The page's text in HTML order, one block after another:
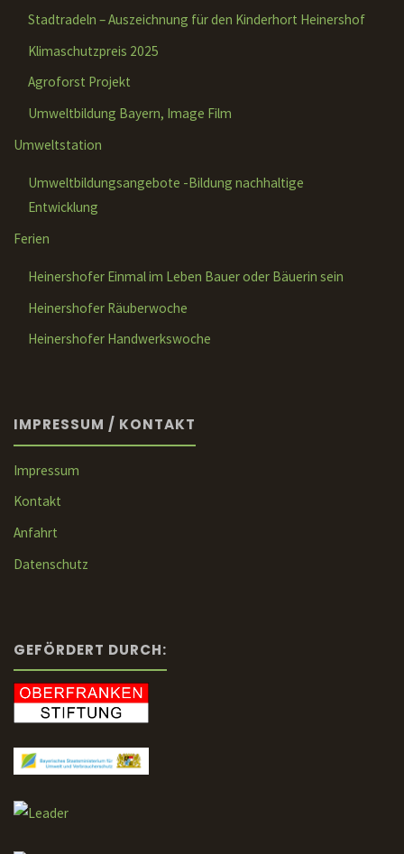
Stadtradeln – Auszeichnung für den Kinderhort Heinershof
Klimaschutzpreis 2025
Agroforst Projekt
Umweltbildung Bayern, Image Film
Umweltstation
Umweltbildungsangebote -Bildung nachhaltige
Entwicklung
Ferien
Heinershofer Einmal im Leben Bauer oder Bäuerin sein
Heinershofer Räuberwoche
Heinershofer Handwerkswoche
IMPRESSUM / KONTAKT
Impressum
Kontakt
Anfahrt
Datenschutz
GEFÖRDERT DURCH: